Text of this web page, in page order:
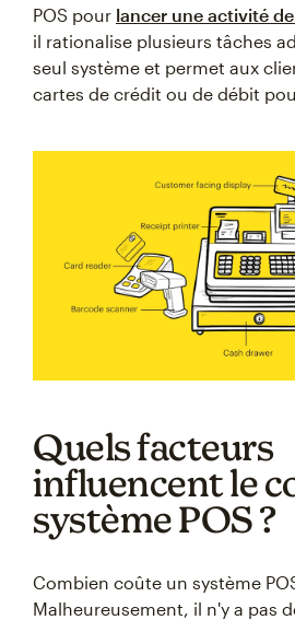
POS pour lancer une activité
il rationalise plusieurs tâches
seul système et permet aux
cartes de crédit ou de débit
Quels facteurs
influencent le
système POS ?
Combien coûte un système
Malheureusement, il n'y a pas